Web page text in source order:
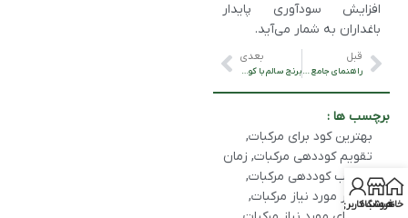
افزایش سودآوری پایدار
باغداران به شمار می‌آید.
قبل
راهنمای جامع کشت برنج: از بذر تا برداشت با استفاده از کودهای موثر
بعدی
برنج سالم با کودهای طبیعی: راهکارهایی برای کشاورزی پایدار
برچسب ها :
بهترین کود برای مرکبات,
تقویم کوددهی مرکبات, زمان
مناسب کوددهی مرکبات,
عناصر مورد نیاز مرکبات,
خانهفروشگاه
حساب کاربری من